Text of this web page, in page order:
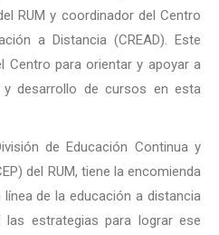
RUM y coordinador del Centro
a Distancia (CREAD). Este
Centro para orientar y apoyar a
desarrollo de cursos en esta
de Educación Continua y
del RUM, tiene la encomienda
de la educación a distancia
estrategias para lograr ese